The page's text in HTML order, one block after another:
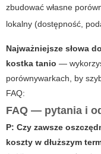
zbudować własne
lokalny (dostępność,
Najważniejsze słowa
kostka tanio —
porównywarkach, by
FAQ:
FAQ — pytania i
P: Czy zawsze
koszty w dłuższym